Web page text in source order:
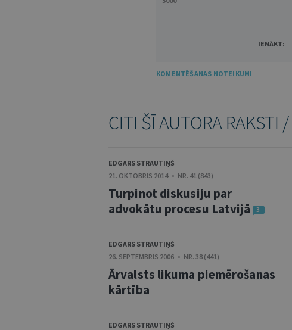
IENĀKT:
KOMENTĒŠANAS NOTEIKUMI
CITI ŠĪ AUTORA RAKSTI /
EDGARS STRAUTIŅŠ
21. OKTOBRIS 2014 • NR. 41 (843)
Turpinot diskusiju par
advokātu procesu Latvijā
3
EDGARS STRAUTIŅŠ
26. SEPTEMBRIS 2006 • NR. 38 (441)
Ārvalsts likuma piemērošanas
kārtība
EDGARS STRAUTIŅŠ